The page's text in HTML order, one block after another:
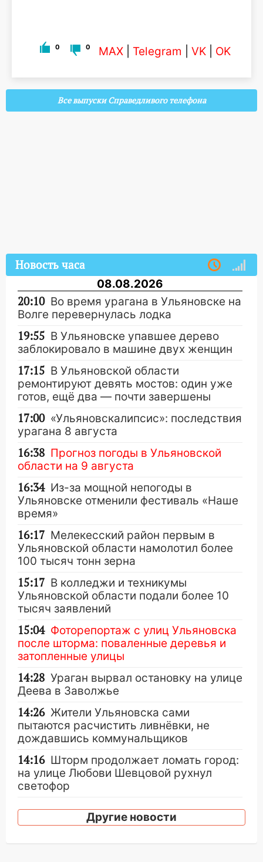
0 0 MAX Telegram VK OK
Все выпуски Справедливого телефона
Новость часа
08.08.2026
20:10 Во время урагана в Ульяновске на
Волге перевернулась лодка
19:55 В Ульяновске упавшее дерево
заблокировало в машине двух женщин
17:15 В Ульяновской области
ремонтируют девять мостов: один уже
готов, ещё два — почти завершены
17:00 «Ульяновскалипсис»: последствия
урагана 8 августа
16:38 Прогноз погоды в Ульяновской
области на 9 августа
16:34 Из-за мощной непогоды в
Ульяновске отменили фестиваль «Наше
время»
16:17 Мелекесский район первым в
Ульяновской области намолотил более
100 тысяч тонн зерна
15:17 В колледжи и техникумы
Ульяновской области подали более 10
тысяч заявлений
15:04 Фоторепортаж с улиц Ульяновска
после шторма: поваленные деревья и
затопленные улицы
14:28 Ураган вырвал остановку на улице
Деева в Заволжье
14:26 Жители Ульяновска сами
пытаются расчистить ливнёвки, не
дождавшись коммунальщиков
14:16 Шторм продолжает ломать город:
на улице Любови Шевцовой рухнул
светофор
14:14 Студента из Ульяновска обманули
мошенники под видом преподавателя
Другие новости